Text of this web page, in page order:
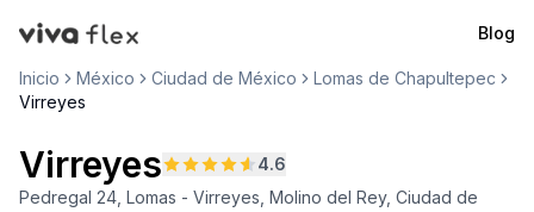
VivaFlex
Blog
Inicio México Ciudad de México
Lomas de Chapultepec
Virreyes
Virreyes
4.6
Pedregal 24, Lomas - Virreyes, Molino del Rey, Ciudad de